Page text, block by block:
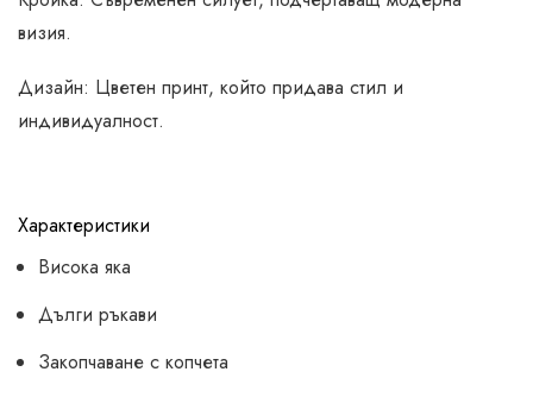
визия.
Дизайн: Цветен принт, който придава стил и
индивидуалност.
Характеристики
Висока яка
Дълги ръкави
Закопчаване с копчета